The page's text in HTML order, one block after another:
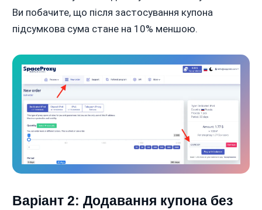
Ви побачите, що після застосування купона
підсумкова сума стане на 10% меншою.
Варіант 2: Додавання купона без